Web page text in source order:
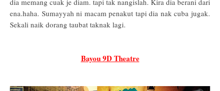
dia memang cuak je diam. tapi tak nangislah. Kira dia berani dari
ena.haha. Sumayyah ni macam penakut tapi dia nak cuba jugak.
Sekali naik dorang taubat taknak lagi.
Bayou 9D Theatre